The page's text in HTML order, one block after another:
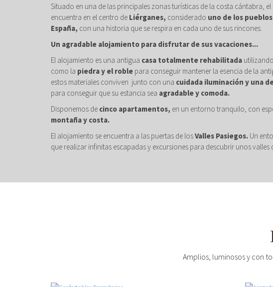
Situado en una de las principales zonas turísticas de la costa cántabra,
encuentra en el centro de Liérganes, considerado uno de los
España, con una historia que se respira en cada uno de sus rincones.
Un agradable alojamiento para disfrutar de sus vacaciones...
El alojamiento es una antigua casa totalmente rehabilitada
como la piedra y el roble para conseguir mantener la esencia de la
estos materiales conviven junto con una cuidada iluminación y una
para conseguir que su estancia sea agradable y comoda.
Disponemos de cinco apartamentos, en un entorno tranquilo, con
montaña y costa.
El alojamiento se encuentra a las puertas de losValles Pasiegos. Un
que realizar infinitas escapadas y excursiones para descubrir unos valles
Amplios, luminosos y con